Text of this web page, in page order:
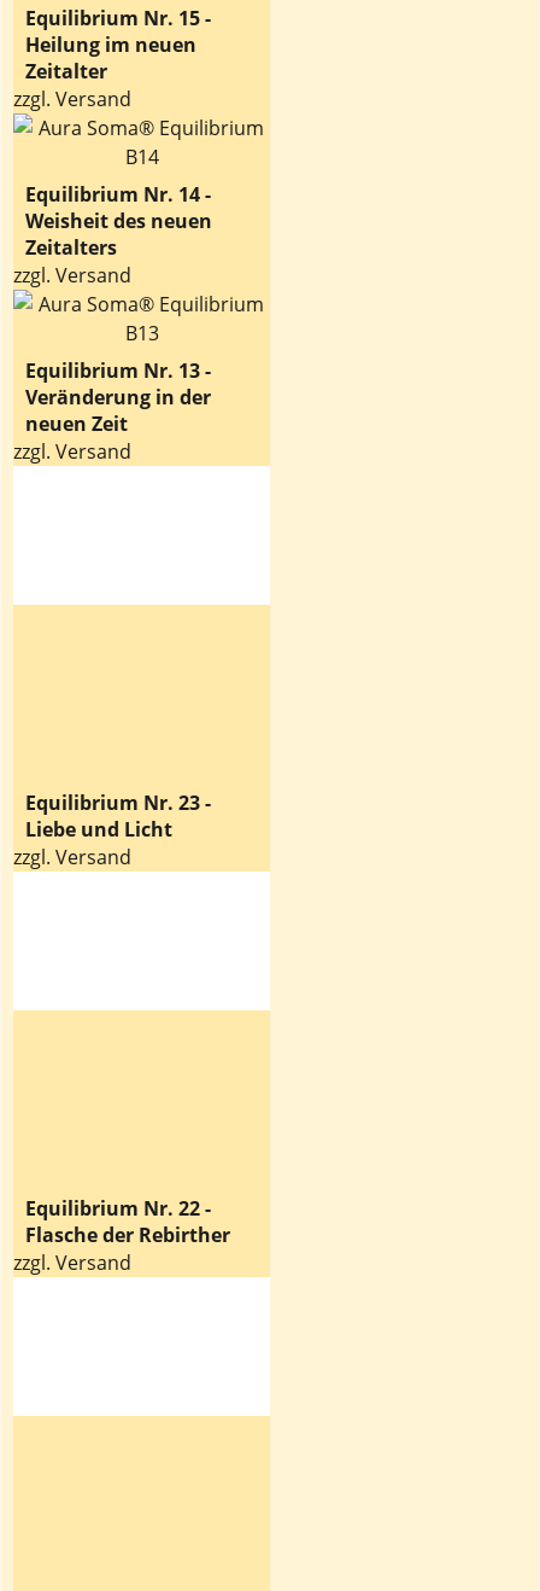
Equilibrium Nr. 15 -
Heilung im neuen
Zeitalter
zzgl. Versand
Equilibrium Nr. 14 -
Weisheit des neuen
Zeitalters
zzgl. Versand
Equilibrium Nr. 13 -
Veränderung in der
neuen Zeit
zzgl. Versand
Equilibrium Nr. 23 -
Liebe und Licht
zzgl. Versand
Equilibrium Nr. 22 -
Flasche der Rebirther
zzgl. Versand